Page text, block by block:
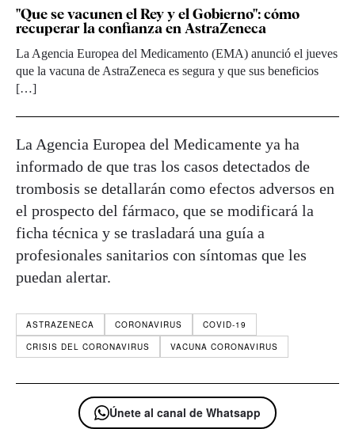
"Que se vacunen el Rey y el Gobierno": cómo
recuperar la confianza en AstraZeneca
La Agencia Europea del Medicamento (EMA) anunció el jueves
que la vacuna de AstraZeneca es segura y que sus beneficios
[…]
La Agencia Europea del Medicamente ya ha
informado de que tras los casos detectados de
trombosis se detallarán como efectos adversos en
el prospecto del fármaco, que se modificará la
ficha técnica y se trasladará una guía a
profesionales sanitarios con síntomas que les
puedan alertar.
ASTRAZENECA CORONAVIRUS
COVID-19
CRISIS DEL CORONAVIRUS
VACUNA CORONAVIRUS
Únete al canal de Whatsapp